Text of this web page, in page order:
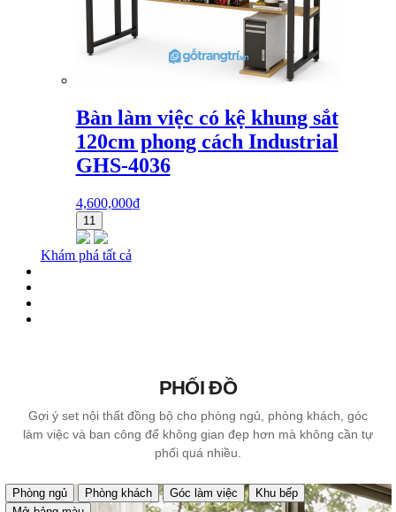
Bàn làm việc có kệ khung sắt
120cm phong cách Industrial
GHS-4036
4,600,000₫
11
Khám phá tất cả
PHỐI ĐỒ
Gợi ý set nội thất đồng bộ cho phòng ngủ, phòng khách, góc
làm việc và ban công để không gian đẹp hơn mà không cần tự
phối quá nhiều.
Phòng ngủ Phòng khách Góc làm việc
Khu bếp